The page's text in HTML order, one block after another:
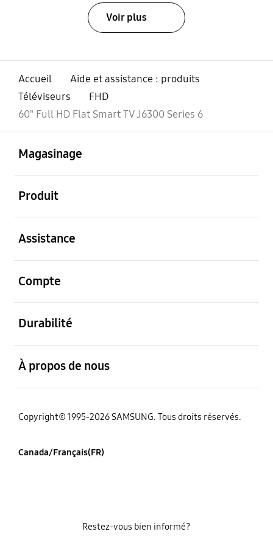
Voir plus
Accueil
Aide et assistance : produits
Téléviseurs
FHD
60" Full HD Flat Smart TV J6300 Series 6
Magasinage
Produit
Assistance
Compte
Durabilité
À propos de nous
Copyright© 1995-2026 SAMSUNG. Tous droits réservés.
Canada/Français(FR)
Restez-vous bien informé?